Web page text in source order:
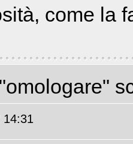
come la
14:31